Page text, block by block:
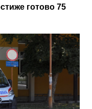
готово 75